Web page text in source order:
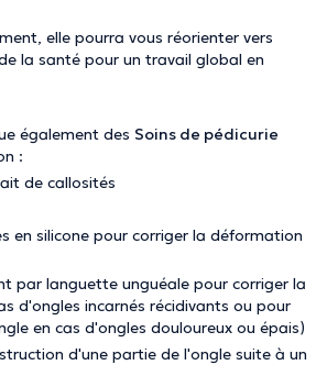
elle pourra vous réorienter vers
la santé pour un travail global en
également des Soins de pédicurie
:
de callosités
en silicone pour corriger la déformation
par languette unguéale pour corriger la
d'ongles incarnés récidivants ou pour
en cas d'ongles douloureux ou épais)
d'une partie de l'ongle suite à un